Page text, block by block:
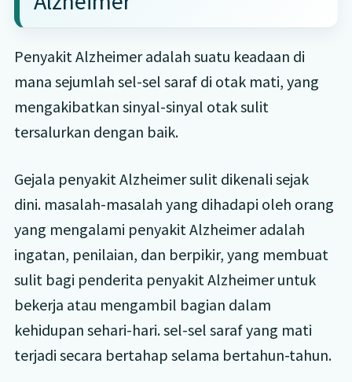
Penyakit Alzheimer adalah suatu keadaan di
mana sejumlah sel-sel saraf di otak mati, yang
mengakibatkan sinyal-sinyal otak sulit
tersalurkan dengan baik.
Gejala penyakit Alzheimer sulit dikenali sejak
dini. masalah-masalah yang dihadapi oleh orang
yang mengalami penyakit Alzheimer adalah
ingatan, penilaian, dan berpikir, yang membuat
sulit bagi penderita penyakit Alzheimer untuk
bekerja atau mengambil bagian dalam
kehidupan sehari-hari. sel-sel saraf yang mati
terjadi secara bertahap selama bertahun-tahun.